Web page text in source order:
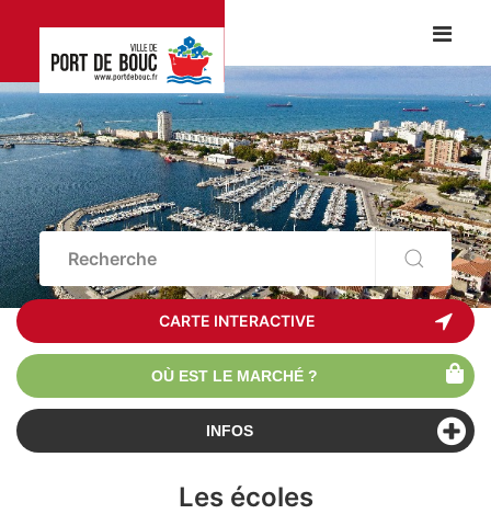
CARTE INTERACTIVE
OÙ EST LE MARCHÉ ?
INFOS
Les écoles